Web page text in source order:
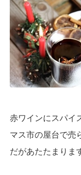
赤ワインにスパイ
マス市の屋台で売
だがあたたまりま